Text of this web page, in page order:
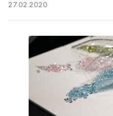
27.02.2020